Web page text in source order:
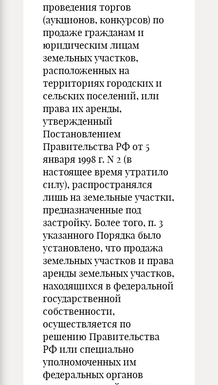
проведения торгов
(аукционов, конкурсов) по
продаже гражданам и
юридическим лицам
земельных участков,
расположенных на
территориях городских и
сельских поселений, или
права их аренды,
утвержденный
Постановлением
Правительства РФ от 5
января 1998 г. N 2 (в
настоящее время утратило
силу), распространялся
лишь на земельные участки,
предназначенные под
застройку. Более того, п. 3
указанного Порядка было
установлено, что продажа
земельных участков и права
аренды земельных участков,
находящихся в федеральной
государственной
собственности,
осуществляется по
решению Правительства
РФ или специально
уполномоченных им
федеральных органов